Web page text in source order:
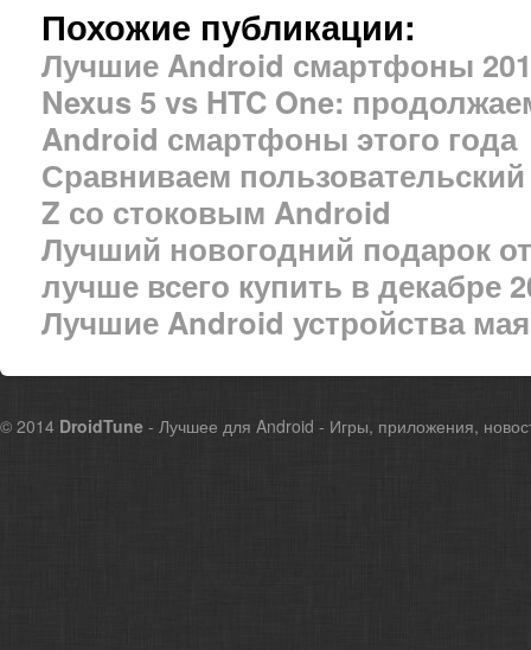
Похожие публикации:
Лучшие Android смартфоны
Nexus 5 vs HTC One:
Android смартфоны этого года
Сравниваем
Z со стоковым Android
Лучший новогодний подарок
лучше всего купить в декабре
Лучшие Android устройства
© 2014 DroidTune - Лучшее для Android - Игры, приложения,